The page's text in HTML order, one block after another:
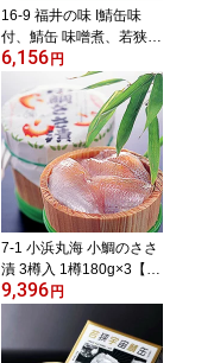
16-9 福井の味 I鯖缶味
付、鯖缶 味噌煮、若狭宇
宙鯖缶、たらの子缶詰、
鯖缶 生姜煮、鯖缶 唐辛
子入りおいしい 福井県
福井 お土産 特産物贈り
物 中元 お中元 贈答
6,156 円
7-1 小浜丸海 小鯛のささ
漬 3樽入 1樽180g×3【冷
蔵】おいしい 福井県 福
中元 お中元 贈答
9,396 円